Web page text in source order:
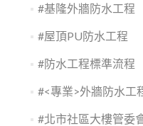
#基隆外牆防水工程
#屋頂PU防水工程
#防水工程標準流程
#<專業>外牆防水工
#北市社區大樓管委